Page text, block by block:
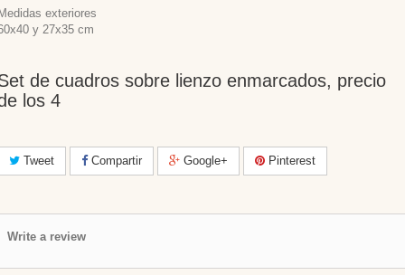
exteriores
y 27x35 cm
de cuadros sobre lienzo enmarcados, precio
los 4
Tweet Compartir Google+ Pinterest
Write a review